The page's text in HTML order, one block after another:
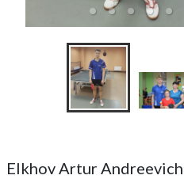
Elkhov Artur